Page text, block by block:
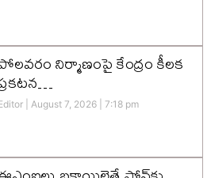
నిర్మాణంపై కేంద్రం కీలక
August 7, 2026 7:18 pm